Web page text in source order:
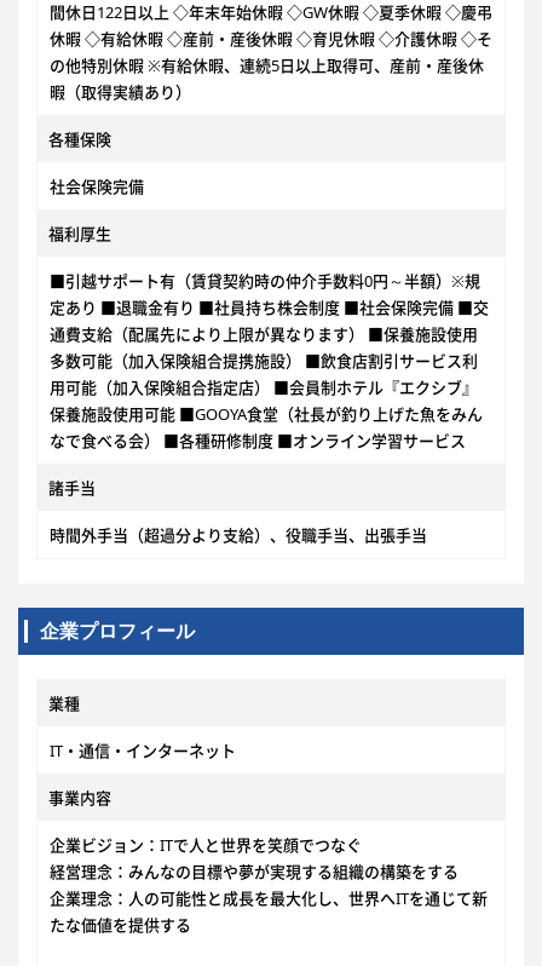
間休日122日以上 ◇年末年始休暇 ◇GW休暇 ◇夏季休暇 ◇慶弔
休暇 ◇有給休暇 ◇産前・産後休暇 ◇育児休暇 ◇介護休暇 ◇そ
の他特別休暇 ※有給休暇、連続5日以上取得可、産前・産後休
暇（取得実績あり）
各種保険
社会保険完備
福利厚生
■引越サポート有（賃貸契約時の仲介手数料0円～半額）※規
定あり ■退職金有り ■社員持ち株会制度 ■社会保険完備 ■交
通費支給（配属先により上限が異なります） ■保養施設使用
多数可能（加入保険組合提携施設） ■飲食店割引サービス利
用可能（加入保険組合指定店） ■会員制ホテル『エクシブ』
保養施設使用可能 ■GOOYA食堂（社長が釣り上げた魚をみん
なで食べる会） ■各種研修制度 ■オンライン学習サービス
諸手当
時間外手当（超過分より支給）、役職手当、出張手当
企業プロフィール
業種
IT・通信・インターネット
事業内容
企業ビジョン：ITで人と世界を笑顔でつなぐ
経営理念：みんなの目標や夢が実現する組織の構築をする
企業理念：人の可能性と成長を最大化し、世界へITを通じて新
たな価値を提供する